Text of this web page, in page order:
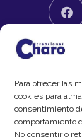
Para ofrecer las
cookies para
consentimiento
comportamiento
No consentir o
a
c
e